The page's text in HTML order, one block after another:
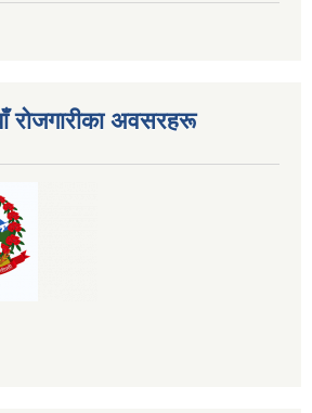
रोजगारीका अवसरहरू